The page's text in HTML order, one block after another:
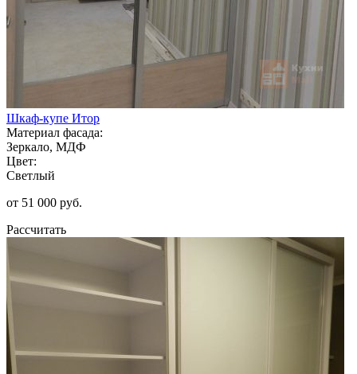
Шкаф-купе Итор
Материал фасада:
Зеркало, МДФ
Цвет:
Светлый
от 51 000 руб.
Рассчитать